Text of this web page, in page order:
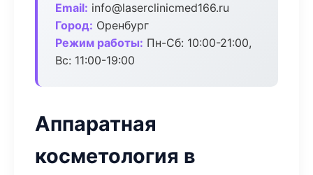
Email: info@laserclinicmed166.ru
Город: Оренбург
Режим работы: Пн-Сб: 10:00-21:00,
Вс: 11:00-19:00
Аппаратная
косметология в